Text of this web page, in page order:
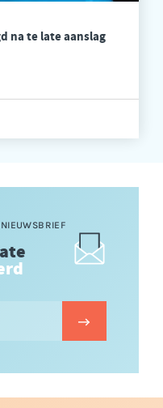
na te late aanslag